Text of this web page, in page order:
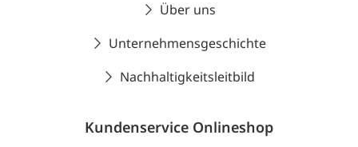
Über uns
Unternehmensgeschichte
Nachhaltigkeitsleitbild
Kundenservice Onlineshop